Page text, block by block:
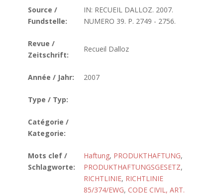
Source /
Fundstelle:
IN: RECUEIL DALLOZ. 2007.
NUMERO 39. P. 2749 - 2756.
Revue /
Zeitschrift:
Recueil Dalloz
Année / Jahr: 2007
Type / Typ:
Catégorie /
Kategorie:
Mots clef /
Schlagworte:
Haftung, PRODUKTHAFTUNG,
PRODUKTHAFTUNGSGESETZ,
RICHTLINIE, RICHTLINIE
85/374/EWG, CODE CIVIL, ART.